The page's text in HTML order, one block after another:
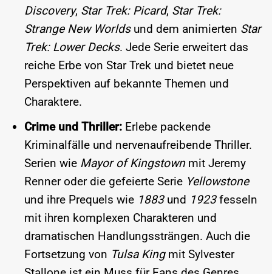
Discovery, Star Trek: Picard, Star Trek:
Strange New Worldsund dem animierten Star
Trek: Lower Decks. Jede Serie erweitert das
reiche Erbe von Star Trek und bietet neue
Perspektiven auf bekannte Themen und
Charaktere.
Crime und Thriller:Erlebe packende
Kriminalfälle und nervenaufreibende Thriller.
Serien wie Mayor of Kingstownmit Jeremy
Renner oder die gefeierte Serie Yellowstone
und ihre Prequels wie 1883und 1923fesseln
mit ihren komplexen Charakteren und
dramatischen Handlungssträngen. Auch die
Fortsetzung von Tulsa Kingmit Sylvester